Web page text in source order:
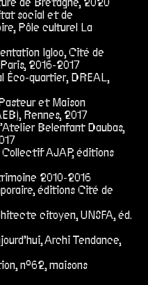
social et de
Pôle culturel La
Igloo, Cité de
2016-2017
Éco-quartier, DREAL,
et Maison
Rennes, 2017
Belenfant Daubas,
AJAP, éditions
2010-2016
éditions Cité de
citoyen, UNSFA, éd.
Archi Tendance,
n°62, maisons